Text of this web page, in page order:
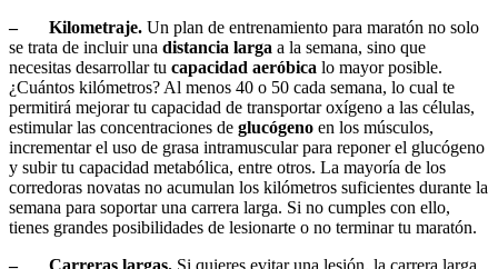
– Kilometraje. Un plan de entrenamiento para maratón no solo
se trata de incluir una distancia larga a la semana, sino que
necesitas desarrollar tu capacidad aeróbica lo mayor posible.
¿Cuántos kilómetros? Al menos 40 o 50 cada semana, lo cual te
permitirá mejorar tu capacidad de transportar oxígeno a las células,
estimular las concentraciones de glucógeno en los músculos,
incrementar el uso de grasa intramuscular para reponer el glucógeno
y subir tu capacidad metabólica, entre otros. La mayoría de los
corredoras novatas no acumulan los kilómetros suficientes durante la
semana para soportar una carrera larga. Si no cumples con ello,
tienes grandes posibilidades de lesionarte o no terminar tu maratón.
– Carreras largas. Si quieres evitar una lesión, la carrera larga